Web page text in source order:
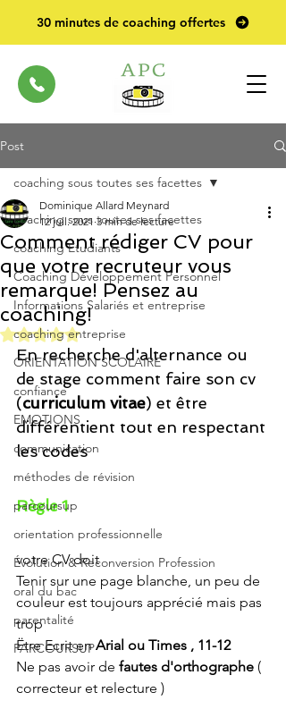
30 minutes de coaching offertes
Post
coaching sous toutes ses facettes
coaching Etudiants
Coaching Développement Personnel
Informations Salariés et entreprise
coaching entreprise
ORIENTATION SCOLAIRE
confiance
EMOTIONS
communication
méthodes de révision
parcoursup
orientation professionnelle
Évolution & Reconversion Profession
oral du bac
parentalité
PARCOURSUP
coaching sous toutes ses facettes
Comment rédiger CV pour
que votre recruteur vous
remarque! Pensez au
coaching!
Dominique Allard Meynard
12 juil. 2021 3 min de lecture
Noté NaN étoiles sur 5.
En recherche d'alternance ou
de stage comment faire son cv
(curriculum vitae) et être
différentient tout en respectant
les codes
Règle 1
votre CV doit
Tenir sur une page blanche, un peu de
couleur est toujours apprécié mais pas
trop
Ëtre Ecrit en Arial ou Times , 11-12
Ne pas avoir de fautes d'orthographe (
correcteur et relecture )